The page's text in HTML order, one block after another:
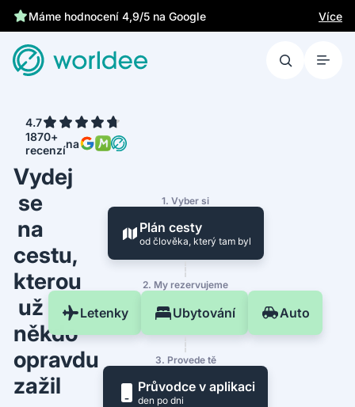
Více
4.7
1870+
recenzína
Vydej
se
na
cestu,
kterou
už
někdo
opravdu
zažil
1. Vyber si
Plán cesty
od člověka, který tam byl
2. My rezervujeme
Letenky Ubytování Auto
3. Provede tě
Průvodce v aplikaci
den po dni